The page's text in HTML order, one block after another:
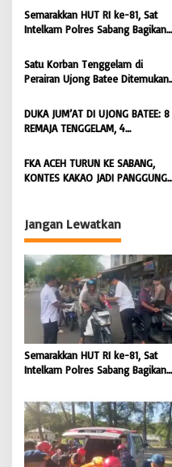
s
i
o
Semarakkan HUT RI ke-81, Sat
Intelkam Polres Sabang Bagikan
Masyarakat |
BONGKAR’Perkara.com
Satu Korban Tenggelam di
Perairan Ujong Batee Ditemukan,
Pencarian Satu Korban Lain |
BONGKAR ‘Perkara.com
DUKA JUM’AT DI UJONG BATEE: 8
REMAJA TENGGELAM, 4
DICARI | BONGKAR ‘Perkara.com
FKA ACEH TURUN KE SABANG,
KONTES KAKAO JADI PANGGUNG
Jangan Lewatkan
Semarakkan HUT RI ke-81, Sat
Intelkam Polres Sabang Bagikan
Masyarakat |
BONGKAR’Perkara.com